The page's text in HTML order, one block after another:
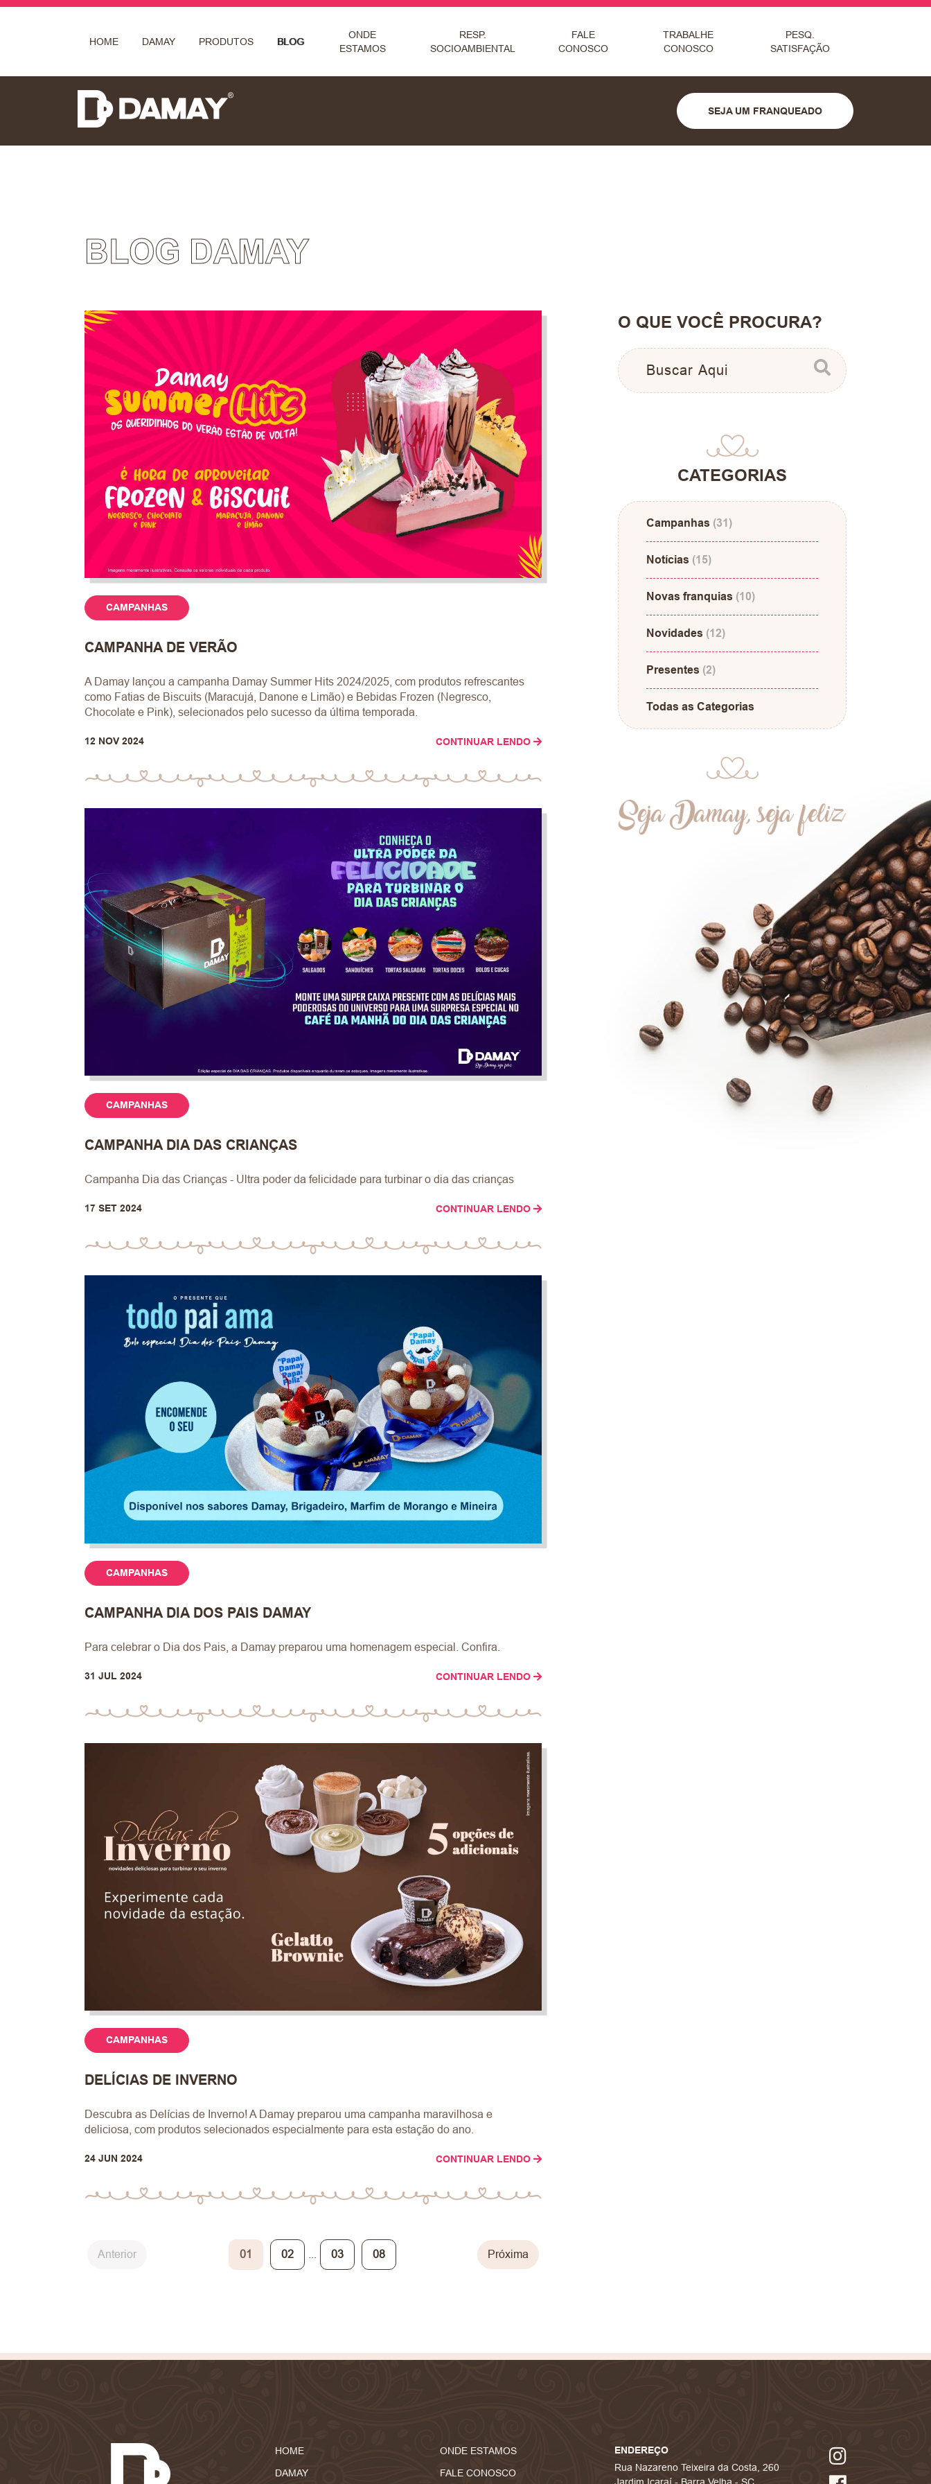
HOME DAMAY PRODUTOS BLOG
ONDE
ESTAMOS
RESP.
SOCIOAMBIENTAL
FALE
CONOSCO
TRABALHE
CONOSCO
PESQ.
SATISFAÇÃO
SEJA UM FRANQUEADO
BLOG DAMAY
CAMPANHAS
CAMPANHA DE VERÃO
A Damay lançou a campanha Damay Summer Hits 2024/2025, com produtos refrescantes
como Fatias de Biscuits (Maracujá, Danone e Limão) e Bebidas Frozen (Negresco,
Chocolate e Pink), selecionados pelo sucesso da última temporada.
12 NOV 2024 CONTINUAR LENDO
CAMPANHAS
CAMPANHA DIA DAS CRIANÇAS
Campanha Dia das Crianças - Ultra poder da felicidade para turbinar o dia das crianças
17 SET 2024 CONTINUAR LENDO
CAMPANHAS
CAMPANHA DIA DOS PAIS DAMAY
Para celebrar o Dia dos Pais, a Damay preparou uma homenagem especial. Confira.
31 JUL 2024 CONTINUAR LENDO
CAMPANHAS
DELÍCIAS DE INVERNO
Descubra as Delícias de Inverno! A Damay preparou uma campanha maravilhosa e
deliciosa, com produtos selecionados especialmente para esta estação do ano.
24 JUN 2024 CONTINUAR LENDO
Anterior 01 02 03 08 Próxima
O QUE VOCÊ PROCURA?
CATEGORIAS
Campanhas (31)
Notícias (15)
Novas franquias (10)
Novidades (12)
Presentes (2)
Todas as Categorias
HOME
DAMAY
ONDE ESTAMOS
FALE CONOSCO
ENDEREÇO
Rua Nazareno Teixeira da Costa, 260